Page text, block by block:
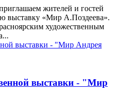
жителей и гостей
выставку «Мир А.Поздеева».
художественным
выставки - "Мир